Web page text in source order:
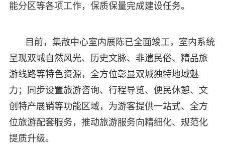
能分区等各项工作，保质保量完成建设任务。
目前，集散中心室内展陈已全面竣工，室内系统
呈现双城自然风光、历史文脉、非遗民俗、精品旅
游线路等特色资源，全方位彰显双城独特地域魅
力；同步设置旅游咨询、行程导览、便民休憩、文
创特产展销等功能区域，为游客提供一站式、全方
位旅游配套服务，推动旅游服务向精细化、规范化
提质升级。